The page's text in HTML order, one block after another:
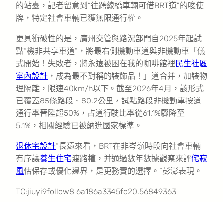
的站臺，記者留意到“往跨線橋車輛可借BRT道”的唆使
牌，特定社會車輛已獲無限通行權。
更具衝破性的是，廣州交管與路況部門自2025年起試
點“機非共享車道”，將最右側機動車道與非機動車「儀
式開始！失敗者，將永遠被困在我的咖啡館裡 民生社區
室內設計 ，成為最不對稱的裝飾品！」道合并，加裝物
理隔離，限速40km/h以下。截至2026年4月，該形式
已覆蓋85條路段、80.2公里，試點路段非機動車按道
通行率晉陞超50%，占道行駛比率從61.1%驟降至
5.1%，相關經驗已被納進國家標準。
退休宅設計“長遠來看，BRT在非岑嶺時段向社會車輛
有序讓養生住宅渡路權，并通過數年數據觀察來評侘寂
風估保存或優化邊界，是更務實的選擇。”彭澎表現。
TC:jiuyi9follow8 6a186a3345fc20.56849363